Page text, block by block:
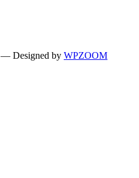
— Designed by WPZOOM